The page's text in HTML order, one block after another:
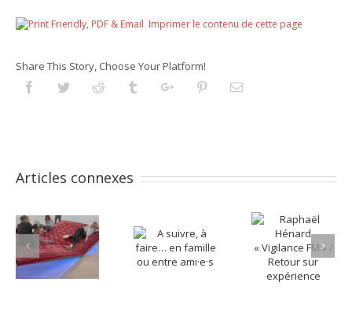
Imprimer le contenu de cette page
Share This Story, Choose Your Platform!
FacebookTwitterReddit TumblrGoogleplusPinterestEmail
Articles connexes